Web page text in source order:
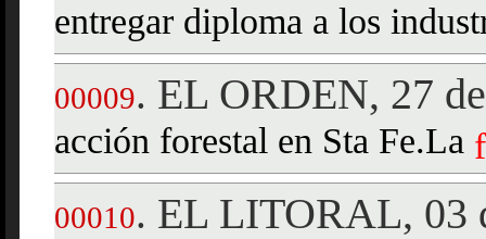
entregar diploma a los
00009. EL ORDEN, 27
acción forestal en Sta Fe.La
00010. EL LITORAL, 03